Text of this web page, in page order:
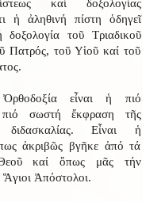
καί δοξολογίας
ἡ ἀληθινή πίστη ὁδηγεῖ
δοξολογία τοῦ Τριαδικοῦ
Πατρός, τοῦ Υἱοῦ καί τοῦ
εἶναι ἡ πιό
σωστή ἔκφραση τῆς
διδασκαλίας. Εἶναι ἡ
ἀκριβῶς βγῆκε ἀπό τά
καί ὅπως μᾶς τήν
Ἀπόστολοι.